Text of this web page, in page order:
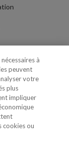
à
peuvent
votre
plus
impliquer
cookies ou